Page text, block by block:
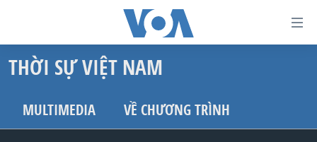
dẫn
truy
cập
TRANG CHỦ
VIỆT NAM
HOA KỲ
THỜI SỰ VIỆT NAM
MULTIMEDIA VỀ CHƯƠNG TRÌNH